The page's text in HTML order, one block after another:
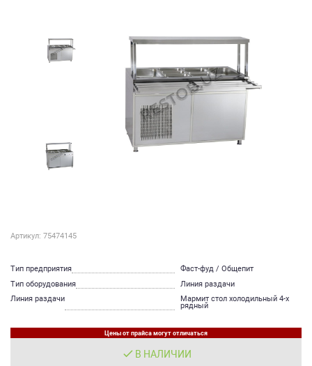
Артикул: 75474145
Тип предприятия
Фаст-фуд / Общепит
Тип оборудования
Линия раздачи
Линия раздачи
Мармит стол холодильный 4-х
рядный
Цены от прайса могут отличаться
В НАЛИЧИИ